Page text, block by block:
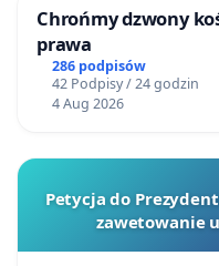
Chrońmy dzwony
prawa
286 podpisów
42 Podpisy / 24 godzin
4 Aug 2026
Petycja do
zawetowanie